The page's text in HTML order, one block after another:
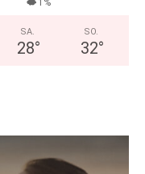
1%
SA.
28°
SO.
32°